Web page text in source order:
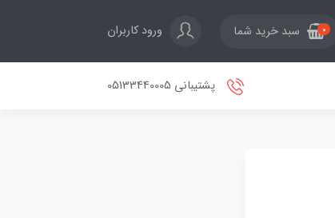
0 سبد خرید شما ورود کاربران
پشتیبانی 05133440005